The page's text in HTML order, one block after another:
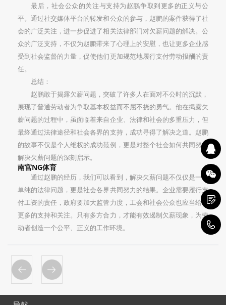
最后，社会公众的关注与支持为赵鹏争取到更多的正义与公
平。通过社交媒体平台的转发和公众的参与，赵鹏的案件获得了社
会的广泛关注，进一步促进了相关法律部门对欠薪问题的解决。公
众的广泛支持，不仅为赵鹏带来了心理上的安慰，也让更多企业感
受到社会监督的力量，促使他们更加规范地履行支付劳动报酬的责
任。
总结：
赵鹏敢于揭露欠薪问题，突破了许多人在面对不公时的沉默，
展现了普通劳动者为争取基本权益而不屈不挠的勇气。他在揭露欠
薪问题的过程中，虽面临着来自企业、法律和社会的多重压力，但
最终通过法律途径和社会各界的支持，成功寻得了解决之道。赵鹏
的故事不仅是个人维权的成功范例，更是对整个社会如何共同努力
解决欠薪问题的深刻启示。
南宫NG体育
通过赵鹏的经历，我们可以看到，解决欠薪问题不仅仅是一个
单纯的法律问题，更是社会各界共同努力的结果。企业需要履行支
付工资的责任，政府要加大监管力度，工会和社会公众也应当给予
更多的支持和关注。只有多方合力，才能有效遏制欠薪现象，为劳
动者创造一个公平、正义的工作环境。